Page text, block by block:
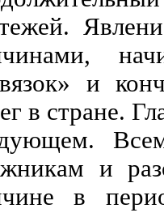
и
в стране.
и
в